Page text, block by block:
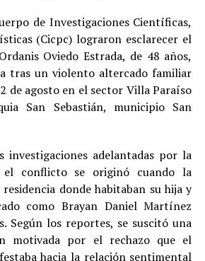
de Investigaciones Científicas,
(Cicpc) lograron esclarecer el
Oviedo Estrada, de 48 años,
tras un violento altercado familiar
de agosto en el sector Villa Paraíso
San Sebastián, municipio San
investigaciones adelantadas por la
conflicto se originó cuando la
donde habitaban su hija y
como Brayan Daniel Martínez
Según los reportes, se suscitó una
motivada por el rechazo que el
hacia la relación sentimental